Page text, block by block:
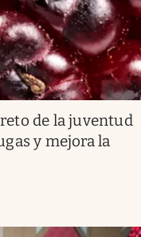
de la juventud
y mejora la